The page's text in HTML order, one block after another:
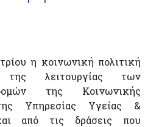
η κοινωνική πολιτική
λειτουργίας των
της Κοινωνικής
Υπηρεσίας Υγείας &
από τις δράσεις που